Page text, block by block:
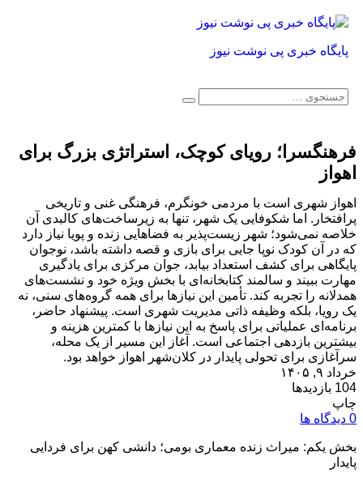
پایگاه خبری پی نوشت نیوز
فرهنگسرا؛ رویای کوچک، استراتژی بزرگ برای
اهواز
اهواز شهری است با مردمی خونگرم، فرهنگی غنی و تاریخی
پرافتخار. اما شکوفایی یک شهر، تنها به زیرساخت‌های کالبدی آن
خلاصه نمی‌شود؛ شهر زیست‌پذیر به فضاهایی زنده و پویا نیاز دارد
که در آن کودک نوپا جایی برای بازی و قصه داشته باشد، نوجوان
پایگاهی برای کشف استعداد بیابد، جوان مرکزی برای یادگیری
مهارت ببیند و سالمند کتابخانه‌ای با بخش ویژه خود و نشست‌های
همدلانه را تجربه کند. تأمین این نیازها برای همه گروه‌های سنی، نه
یک رویا، بلکه وظیفه ذاتی مدیریت شهری است. پیشنهاد حاضر،
برنامه‌ای عملیاتی برای پاسخ به این نیازها با کمترین هزینه و
بیشترین بازدهی اجتماعی است. آغاز این مسیر از یک محله،
سرآغازی برای تحولی پایدار در کلان‌شهر اهواز خواهد بود.
خرداد ۹, ۱۴۰۵
104 بازدیدها
چاپ
0 دیدگاه ها
بخش یکم: میراث زنده معماری بومی؛ دانشی کهن برای فردایی
پایدار